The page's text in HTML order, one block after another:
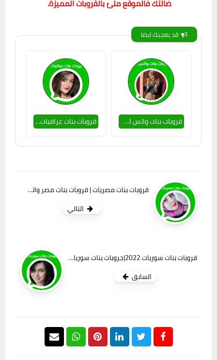
ضالتك فالموقع ملئ بالقروبات المميزة.
قد يعجبك ايضا
قروبات بنات واتس اب التعرف على بنات واتس اب 2023 قروبات بنات عراقيات | قروبات واتس بنات العراق جديدة 2022
قروبات بنات مصريات | قروبات بنات مصر واتس جديدة 2022
التالي
قروبات بنات سوريات 2022|جروبات بنات سوريا جديدة انضم اليها الان
السابق